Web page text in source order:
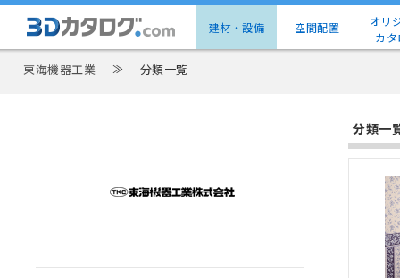
建材・設備 空間配置
オリ
カタ
東海機器工業 ≫ 分類一覧
分類一